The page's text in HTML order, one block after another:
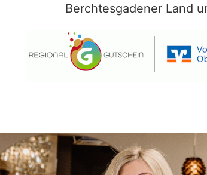
Berchtesgadener Land